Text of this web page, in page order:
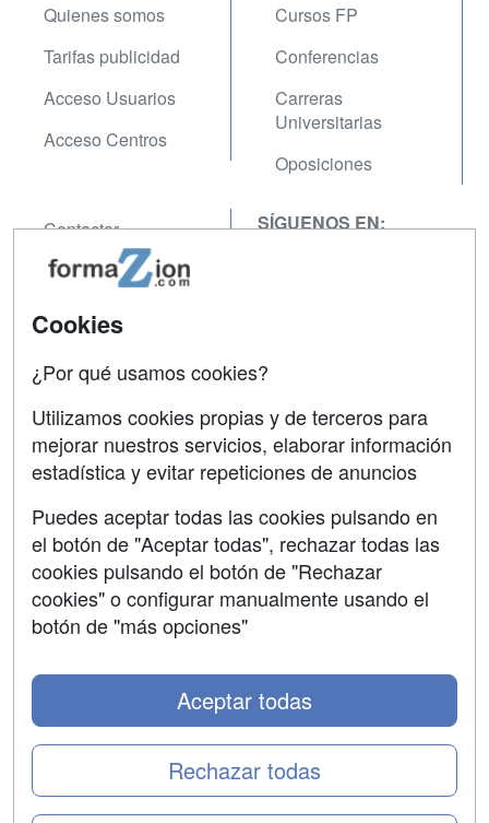
Quienes somos
Tarifas publicidad
Acceso Usuarios
Acceso Centros
Cursos FP
Conferencias
Carreras
Universitarias
Oposiciones
Contactar
Confidencialidad
Aviso legal
SÍGUENOS EN:
Grupo formazion:
Copyright 2000-2026 Formazion Web, S.L. - Calle
Fermín Caballero, 62 - 28034 Madrid Tel: 91 533 70 78
Cookies
¿Por qué usamos cookies?
Utilizamos cookies propias y de terceros para
mejorar nuestros servicios, elaborar información
estadística y evitar repeticiones de anuncios
Puedes aceptar todas las cookies pulsando en
el botón de "Aceptar todas", rechazar todas las
cookies pulsando el botón de "Rechazar
cookies" o configurar manualmente usando el
botón de "más opciones"
Rechazar todas
Aceptar todas